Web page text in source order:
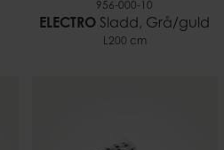
956-000-10
ELECTRO Sladd, Grå/guld
L200 cm